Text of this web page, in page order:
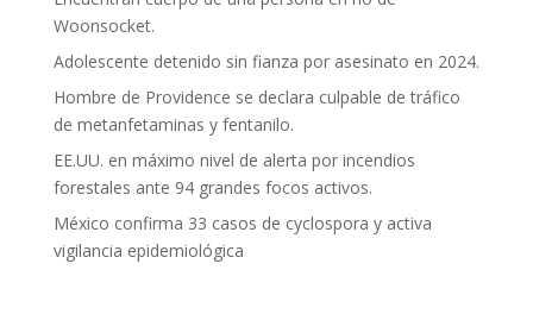
Woonsocket.
Adolescente detenido sin fianza por asesinato en 2024.
Hombre de Providence se declara culpable de tráfico
de metanfetaminas y fentanilo.
EE.UU. en máximo nivel de alerta por incendios
forestales ante 94 grandes focos activos.
México confirma 33 casos de cyclospora y activa
vigilancia epidemiológica